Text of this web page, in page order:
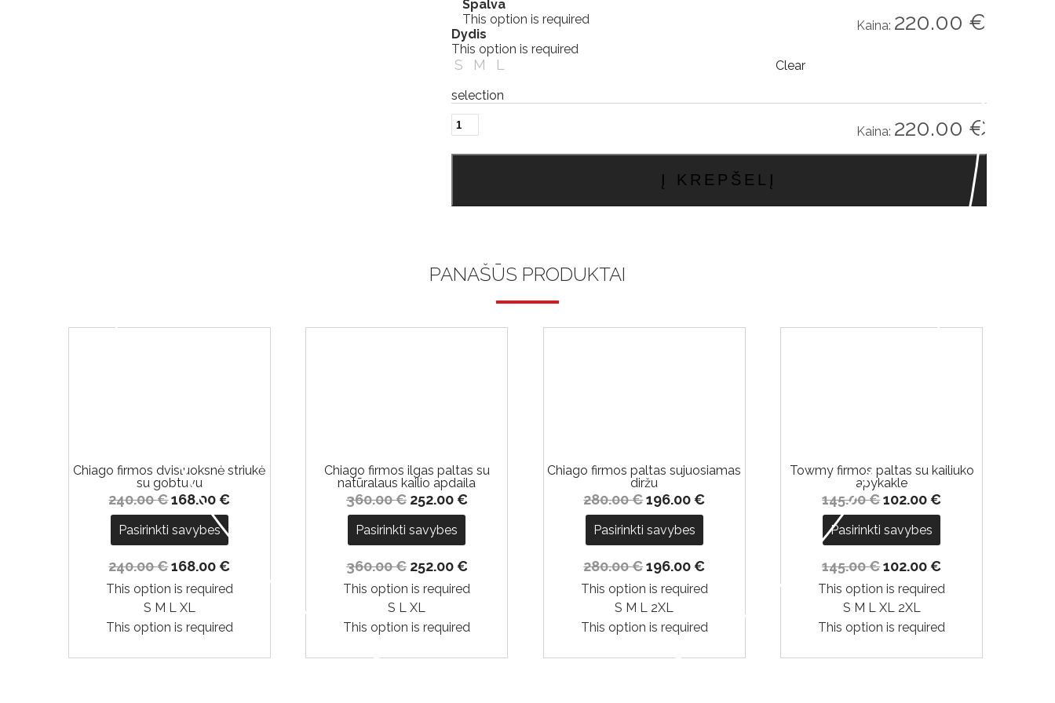
Kaina: 220.00 €
Spalva
This option is required
Dydis
This option is required
S M L
Clear
selection
produkto
kiekis:
Chiago
Kaina: 220.00 €
Į KREPŠELĮ
PANAŠŪS PRODUKTAI
Chiago firmos dvisluoksnė striukė
su gobtuvu
240.00€168.00€
Pasirinkti savybes
240.00€168.00€
This option is required
S M L XL
This option is required
Chiago firmos ilgas paltas su
natūralaus kailio apdaila
360.00€ 252.00€
Pasirinkti savybes
360.00€ 252.00€
This option is required
S LXL
This option is required
Chiago firmos paltas sujuosiamas
diržu
280.00€196.00€
Pasirinkti savybes
280.00€196.00€
This option is required
S M L 2XL
This option is required
Towmy firmos paltas su kailiuko
apykakle
145.00€102.00€
Pasirinkti savybes
145.00€102.00€
This option is required
S M L XL 2XL
This option is required